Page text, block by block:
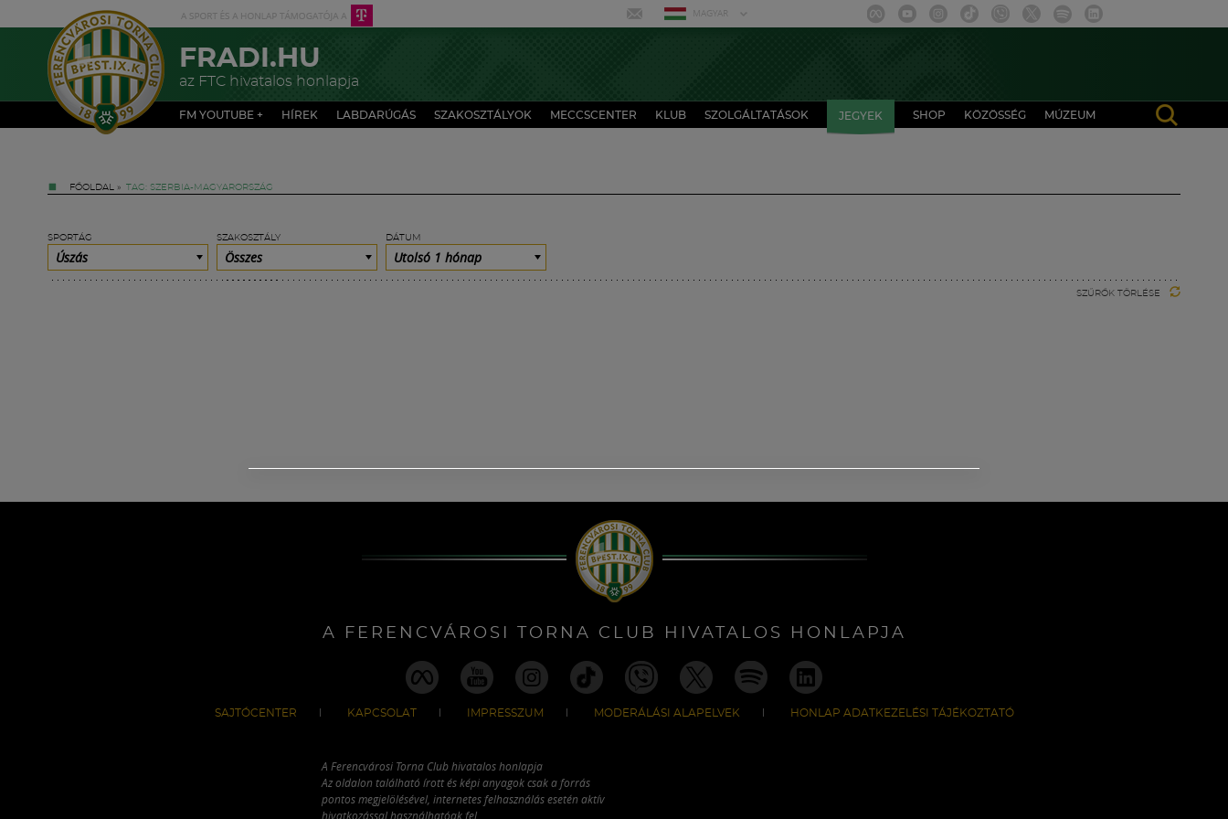
MAGYAR
FRADI.HU
az FTC hivatalos honlapja
FM YOUTUBE + HÍREK LABDARÚGÁS SZAKOSZTÁLYOK MECCSCENTER KLUB SZOLGÁLTATÁSOK JEGYEK SHOP KÖZÖSSÉG MÚZEUM
FŐOLDAL » TAG: SZERBIA-MAGYARORSZÁG
SPORTÁG
Úszás
SZAKOSZTÁLY
Összes
DÁTUM
Utolsó 1 hónap
SZŰRŐK TÖRLÉSE
A FERENCVÁROSI TORNA CLUB HIVATALOS HONLAPJA
SAJTÓCENTER KAPCSOLAT IMPRESSZUM MODERÁLÁSI ALAPELVEK HONLAP ADATKEZELÉSI TÁJÉKOZTATÓ
A Ferencvárosi Torna Club hivatalos honlapja
Az oldalon található írott és képi anyagok csak a forrás
pontos megjelölésével, internetes felhasználás esetén aktív
hivatkozással használhatóak fel.